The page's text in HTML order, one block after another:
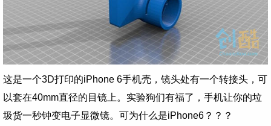
这是一个3D打印的iPhone 6手机壳，镜头处有一个转接头，可
以套在40mm直径的目镜上。实验狗们有福了，手机让你的垃
圾货一秒钟变电子显微镜。可为什么是iPhone6？？？